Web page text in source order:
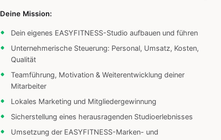
Deine Mission:
Dein eigenes EASYFITNESS-Studio aufbauen und führen
Unternehmerische Steuerung: Personal, Umsatz, Kosten,
Qualität
Teamführung, Motivation & Weiterentwicklung deiner
Mitarbeiter
Lokales Marketing und Mitgliedergewinnung
Sicherstellung eines herausragenden Studioerlebnisses
Umsetzung der EASYFITNESS-Marken- und